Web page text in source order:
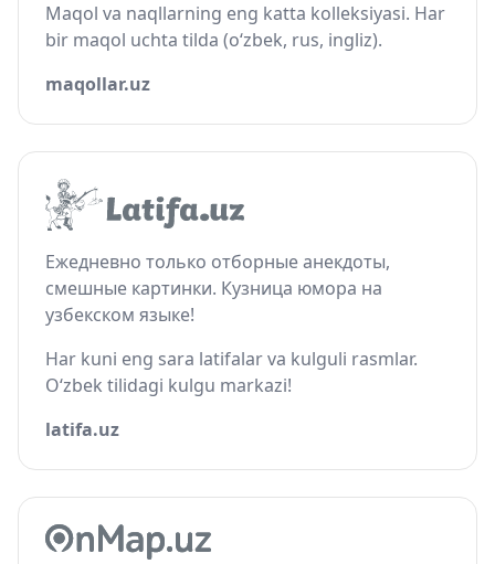
Maqol va naqllarning eng katta kolleksiyasi. Har
bir maqol uchta tilda (o‘zbek, rus, ingliz).
maqollar.uz
Ежедневно только отборные анекдоты,
смешные картинки. Кузница юмора на
узбекском языке!
Har kuni eng sara latifalar va kulguli rasmlar.
O‘zbek tilidagi kulgu markazi!
latifa.uz